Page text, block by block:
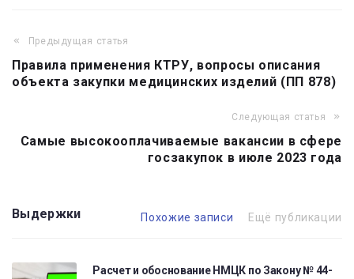
Навигация
по
Предыдущая статья
Правила применения КТРУ, вопросы описания
объекта закупки медицинских изделий (ПП 878)
Следующая статья
Самые высокооплачиваемые вакансии в сфере
госзакупок в июле 2023 года
Выдержки Похожие записи Ещё публикации
Расчет и обоснование НМЦК по Закону № 44-